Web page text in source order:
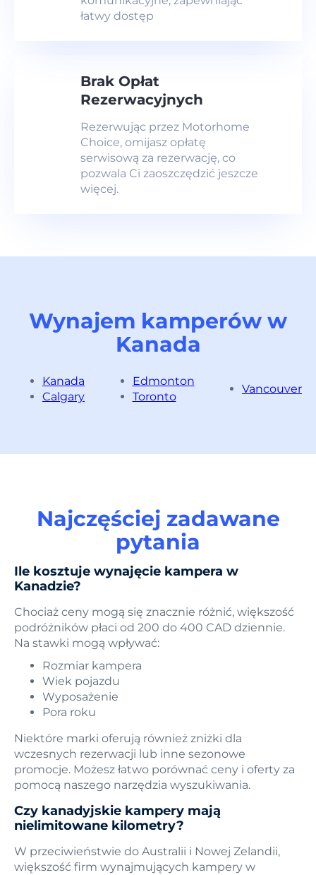
łatwy dostęp
Brak Opłat
Rezerwacyjnych
Rezerwując przez Motorhome
Choice, omijasz opłatę
serwisową za rezerwację, co
pozwala Ci zaoszczędzić jeszcze
więcej.
Wynajem kamperów w
Kanada
Kanada
Calgary
Edmonton
Toronto
Vancouver
Najczęściej zadawane
pytania
Ile kosztuje wynajęcie kampera w
Kanadzie?
Chociaż ceny mogą się znacznie różnić, większość
podróżników płaci od 200 do 400 CAD dziennie.
Na stawki mogą wpływać:
Rozmiar kampera
Wiek pojazdu
Wyposażenie
Pora roku
Niektóre marki oferują również zniżki dla
wczesnych rezerwacji lub inne sezonowe
promocje. Możesz łatwo porównać ceny i oferty za
pomocą naszego narzędzia wyszukiwania.
Czy kanadyjskie kampery mają
nielimitowane kilometry?
W przeciwieństwie do Australii i Nowej Zelandii,
większość firm wynajmujących kampery w